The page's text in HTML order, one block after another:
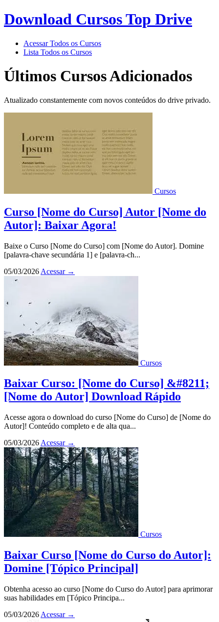
Download Cursos Top Drive
Acessar Todos os Cursos
Lista Todos os Cursos
Últimos Cursos Adicionados
Atualizado constantemente com novos conteúdos do drive privado.
Cursos
Curso [Nome do Curso] Autor [Nome do
Autor]: Baixar Agora!
Baixe o Curso [Nome do Curso] com [Nome do Autor]. Domine
[palavra-chave secundária 1] e [palavra-ch...
05/03/2026 Acessar →
Cursos
Baixar Curso: [Nome do Curso] &#8211;
[Nome do Autor] Download Rápido
Acesse agora o download do curso [Nome do Curso] de [Nome do
Autor]! Conteúdo completo e de alta qua...
05/03/2026 Acessar →
Cursos
Baixar Curso [Nome do Curso do Autor]:
Domine [Tópico Principal]
Obtenha acesso ao curso [Nome do Curso do Autor] para aprimorar
suas habilidades em [Tópico Principa...
05/03/2026 Acessar →